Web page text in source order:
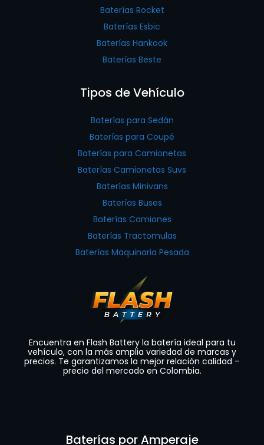
Baterías Rocket
Baterías Esbic
Baterías Hankook
Baterías Beste
Tipos de Vehículo
Baterías para Sedán
Baterías para Coupé
Baterías para Camionetas
Baterías Camionetas Suvs
Baterías Minivans
Baterías Buses
Baterías Camiones
Baterías Tractomulas
Baterías Maquinaria Pesada
Encuentra en Flash Battery la batería ideal para tu
vehículo, con la más amplia variedad de marcas y
precios. Te garantizamos la mejor relación calidad –
precio del mercado en Colombia.
Baterías por Amperaje